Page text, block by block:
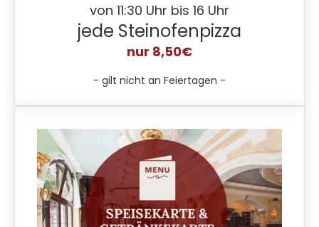
von 11:30 Uhr bis 16 Uhr
jede Steinofenpizza
nur 8,50€
- gilt nicht an Feiertagen -